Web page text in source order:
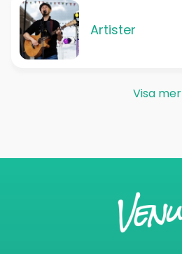
Artister
Visa mer